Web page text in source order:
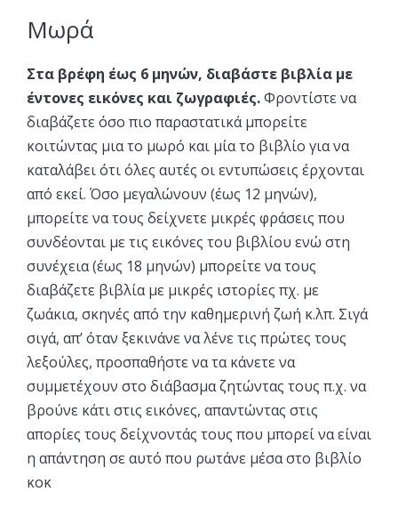
Μωρά
Στα βρέφη έως 6 μηνών, διαβάστε βιβλία με
έντονες εικόνες και ζωγραφιές.Φροντίστε να
διαβάζετε όσο πιο παραστατικά μπορείτε
κοιτώντας μια το μωρό και μία το βιβλίο για να
καταλάβει ότι όλες αυτές οι εντυπώσεις έρχονται
από εκεί. Όσο μεγαλώνουν (έως 12 μηνών),
μπορείτε να τους δείχνετε μικρές φράσεις που
συνδέονται με τις εικόνες του βιβλίου ενώ στη
συνέχεια (έως 18 μηνών) μπορείτε να τους
διαβάζετε βιβλία με μικρές ιστορίες πχ. με
ζωάκια, σκηνές από την καθημερινή ζωή κ.λπ. Σιγά
σιγά, απ’ όταν ξεκινάνε να λένε τις πρώτες τους
λεξούλες, προσπαθήστε να τα κάνετε να
συμμετέχουν στο διάβασμα ζητώντας τους π.χ. να
βρούνε κάτι στις εικόνες, απαντώντας στις
απορίες τους δείχνοντάς τους που μπορεί να είναι
η απάντηση σε αυτό που ρωτάνε μέσα στο βιβλίο
κοκ